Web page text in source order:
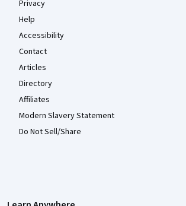
Privacy
Help
Accessibility
Contact
Articles
Directory
Affiliates
Modern Slavery Statement
Do Not Sell/Share